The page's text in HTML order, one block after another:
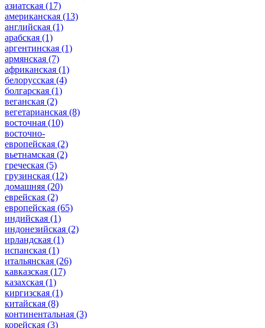
азиатская (17)
американская (13)
английская (1)
арабская (1)
аргентинская (1)
армянская (7)
африканская (1)
белорусская (4)
болгарская (1)
веганская (2)
вегетарианская (8)
восточная (10)
восточно-
европейская (2)
вьетнамская (2)
греческая (5)
грузинская (12)
домашняя (20)
еврейская (2)
европейская (65)
индийская (1)
индонезийская (2)
ирландская (1)
испанская (1)
итальянская (26)
кавказская (17)
казахская (1)
киргизская (1)
китайская (8)
континентальная (3)
корейская (3)